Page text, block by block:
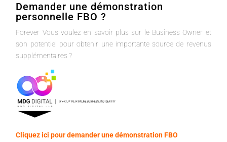
Demander une démonstration
personnelle FBO ?
Forever Vous voulez en savoir plus sur le Business Owner et
son potentiel pour obtenir une importante source de revenus
supplémentaires ?
Cliquez ici pour demander une démonstration FBO